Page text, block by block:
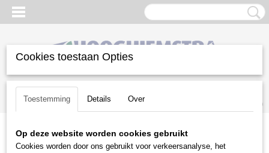
Inloggen Registreren
(0)
Home >Snoeien en Zagen> Kettingzagen | toebehoren
Handgereedschap voor bosbeheer>Husqvarna>Husqvarna
Cookies toestaan Opties
Toestemming Details Over
Op deze website worden cookies gebruikt
Cookies worden door ons gebruikt voor verkeersanalyse, het